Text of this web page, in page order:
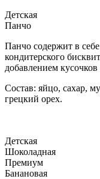
Детская
Панчо
Панчо содержит в
кондитерского
добавлением
Состав: яйцо, сахар,
грецкий орех.
Детская
Шоколадная
Премиум
Банановая